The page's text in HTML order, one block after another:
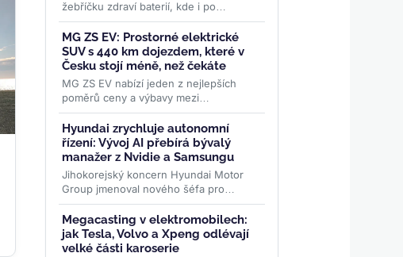
žebříčku zdraví baterií, kde i po
vysokém nájezdu 100 000 km si udržuje
téměř původní...>>
MG ZS EV: Prostorné elektrické
SUV s 440 km dojezdem, které v
Česku stojí méně, než čekáte
MG ZS EV nabízí jeden z nejlepších
poměrů ceny a výbavy mezi
elektromobily v Česku. Kompaktní SUV s
dojezdem až 440 km WLTP a 7letou...
>>
Hyundai zrychluje autonomní
řízení: Vývoj AI přebírá bývalý
manažer z Nvidie a Samsungu
Jihokorejský koncern Hyundai Motor
Group jmenoval nového šéfa pro
autonomní řízení. Čong-hjon Kwon z
Nvidie a Samsungu má značku
posunout...>>
Megacasting v elektromobilech:
jak Tesla, Volvo a Xpeng odlévají
velké části karoserie